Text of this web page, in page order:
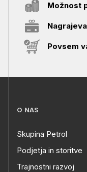
Možnost
Povsem
O NAS
Skupina Petrol
Podjetja in storitve
Trajnostni razvoj